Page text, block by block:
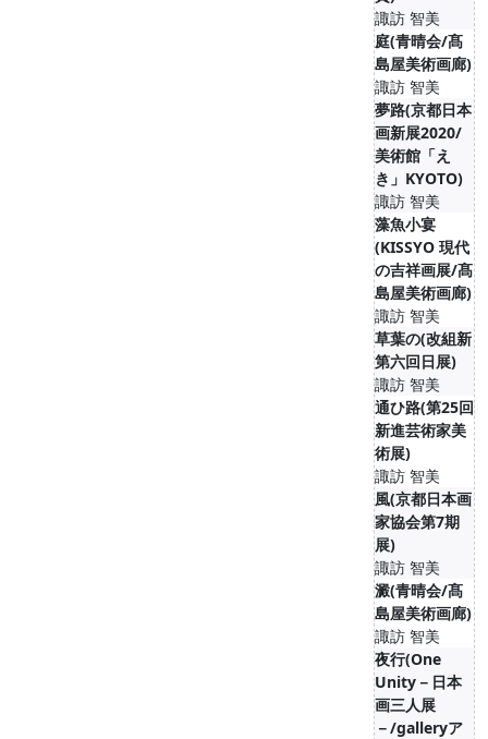
諏訪 智美
庭(青晴会/髙
島屋美術画廊)
諏訪 智美
夢路(京都日本
画新展2020/
美術館「え
き」KYOTO)
諏訪 智美
藻魚小宴
(KISSYO 現代
の吉祥画展/髙
島屋美術画廊)
諏訪 智美
草葉の(改組新
第六回日展)
諏訪 智美
通ひ路(第25回
新進芸術家美
術展)
諏訪 智美
風(京都日本画
家協会第7期
展)
諏訪 智美
澱(青晴会/髙
島屋美術画廊)
諏訪 智美
夜行(One
Unity－日本
画三人展
－/galleryア